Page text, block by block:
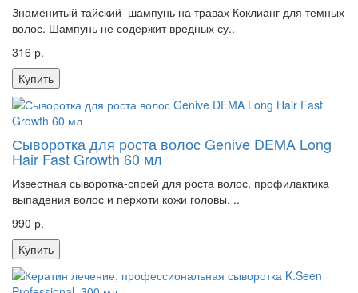
Знаменитый тайский шампунь на травах Коклианг для темных
волос. Шампунь не содержит вредных су..
316 р.
Купить
Сыворотка для роста волос Genive DEMA Long
Hair Fast Growth 60 мл
Известная сыворотка-спрей для роста волос, профилактика
выпадения волос и перхоти кожи головы. ..
990 р.
Купить